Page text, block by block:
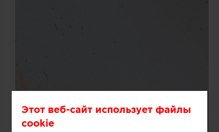
Этот веб-сайт использует файлы
cookie